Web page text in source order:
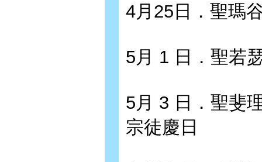
4月25日．聖瑪
5月 1 日．聖若
5月 3 日．聖斐
宗徒慶日